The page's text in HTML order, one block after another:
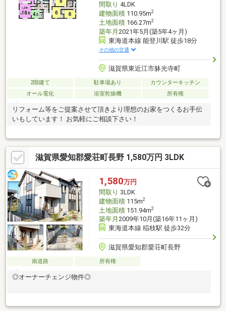
間取り 4LDK
建物面積110.95m2
土地面積166.27m2
築年月 2021年5月(築5年4ヶ月)
東海道本線 能登川駅 徒歩18分
その他の交通
滋賀県東近江市躰光寺町
2階建て 駐車場あり
カウンターキッチン
オール電化
浴室乾燥機 所有権
リフォーム等をご提案させて頂きより理想のお家をつくるお手伝
いもしています！ お気軽にご相談下さい！
滋賀県愛知郡愛荘町長野 1,580万円 3LDK
1,580万円
間取り 3LDK
建物面積115m2
土地面積151.94m2
築年月 2009年10月(築16年11ヶ月)
東海道本線 稲枝駅 徒歩32分
滋賀県愛知郡愛荘町長野
南道路 所有権
◎オーナーチェンジ物件◎